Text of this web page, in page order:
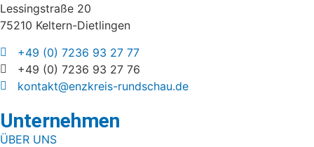
Lessingstraße 20
75210 Keltern-Dietlingen
+49 (0) 7236 93 27 77
+49 (0) 7236 93 27 76
kontakt@enzkreis-rundschau.de
Unternehmen
ÜBER UNS